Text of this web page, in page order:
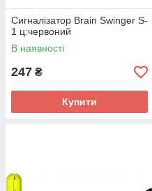
Сигналізатор Brain Swinger S-
1 ц:червоний
В наявності
247 ₴
Купити